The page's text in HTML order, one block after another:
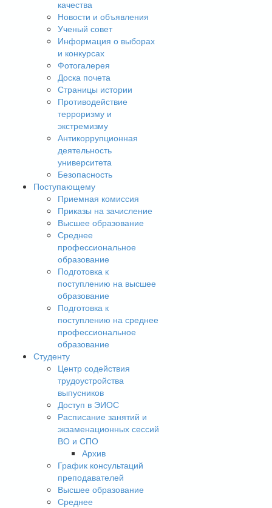
качества
Новости и объявления
Ученый совет
Информация о выборах
и конкурсах
Фотогалерея
Доска почета
Страницы истории
Противодействие
терроризму и
экстремизму
Антикоррупционная
деятельность
университета
Безопасность
Поступающему
Приемная комиссия
Приказы на зачисление
Высшее образование
Среднее
профессиональное
образование
Подготовка к
поступлению на высшее
образование
Подготовка к
поступлению на среднее
профессиональное
образование
Студенту
Центр содействия
трудоустройства
выпусников
Доступ в ЭИОС
Расписание занятий и
экзаменационных сессий
ВО и СПО
Архив
График консультаций
преподавателей
Высшее образование
Среднее